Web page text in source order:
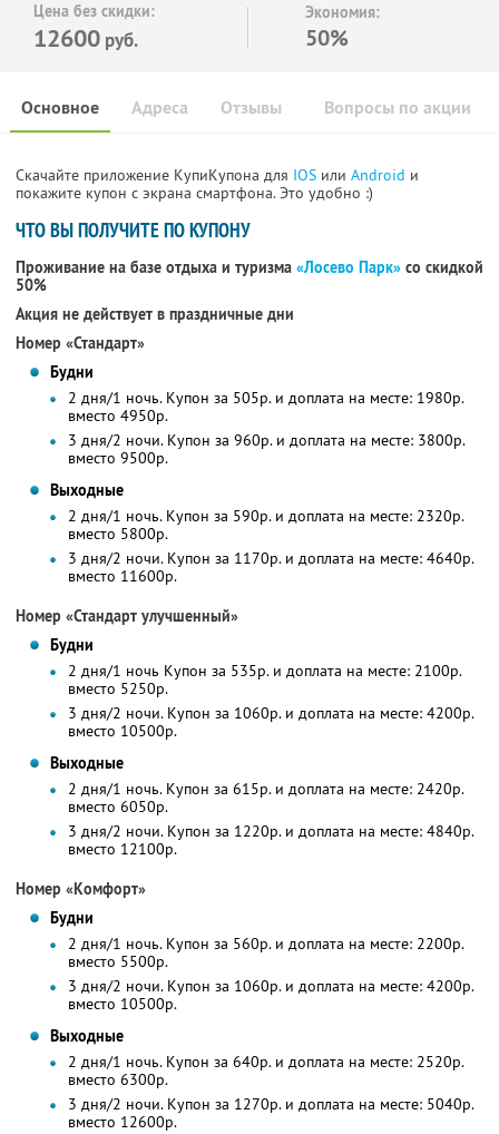
Цена без скидки:
12600 руб.
Экономия:
50%
Основное Отзывы Вопросы по акции
Адреса
Скачайте приложение КупиКупона для IOS или Android и
покажите купон с экрана смартфона. Это удобно :)
ЧТО ВЫ ПОЛУЧИТЕ ПО КУПОНУ
Проживание на базе отдыха и туризма «Лосево Парк» со скидкой
50%
Акция не действует в праздничные дни
Номер «Стандарт»
Будни
2 дня/1 ночь. Купон за 505р. и доплата на месте: 1980р.
вместо 4950р.
3 дня/2 ночи. Купон за 960р. и доплата на месте: 3800р.
вместо 9500р.
Выходные
2 дня/1 ночь. Купон за 590р. и доплата на месте: 2320р.
вместо 5800р.
3 дня/2 ночи. Купон за 1170р. и доплата на месте: 4640р.
вместо 11600р.
Номер «Стандарт улучшенный»
Будни
2 дня/1 ночь Купон за 535р. и доплата на месте: 2100р.
вместо 5250р.
3 дня/2 ночи. Купон за 1060р. и доплата на месте: 4200р.
вместо 10500р.
Выходные
2 дня/1 ночь. Купон за 615р. и доплата на месте: 2420р.
вместо 6050р.
3 дня/2 ночи. Купон за 1220р. и доплата на месте: 4840р.
вместо 12100р.
Номер «Комфорт»
Будни
2 дня/1 ночь. Купон за 560р. и доплата на месте: 2200р.
вместо 5500р.
3 дня/2 ночи. Купон за 1060р. и доплата на месте: 4200р.
вместо 10500р.
Выходные
2 дня/1 ночь. Купон за 640р. и доплата на месте: 2520р.
вместо 6300р.
3 дня/2 ночи. Купон за 1270р. и доплата на месте: 5040р.
вместо 12600р.